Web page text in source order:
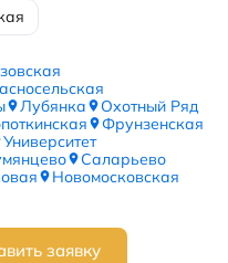
Лубянка
Охотный Ряд
Фрунзенская
Университет
Саларьево
Новомосковская
заявку